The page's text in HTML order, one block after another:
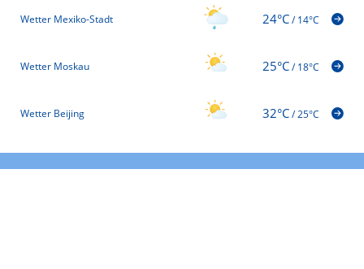
Wetter Mexiko-Stadt 24°C/14°C
Wetter Moskau 25°C/18°C
Wetter Beijing 32°C/25°C